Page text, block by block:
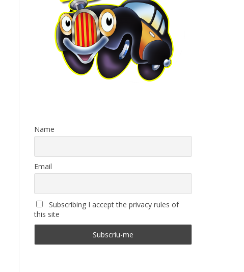
Name
Email
Subscribing I accept the privacy rules of
this site